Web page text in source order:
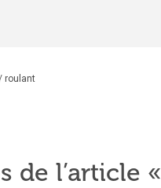
roulant
de l’article «